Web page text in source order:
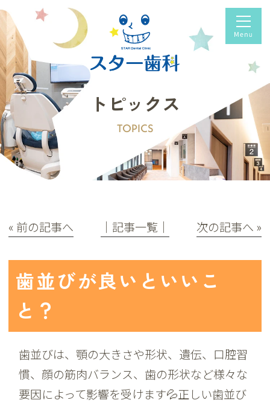
トピックス
TOPICS
« 前の記事へ │記事一覧│ 次の記事へ »
歯並びが良いといいこ
と？
歯並びは、顎の大きさや形状、遺伝、口腔習
慣、顔の筋肉バランス、歯の形状など様々な
要因によって影響を受けます💦正しい歯並び